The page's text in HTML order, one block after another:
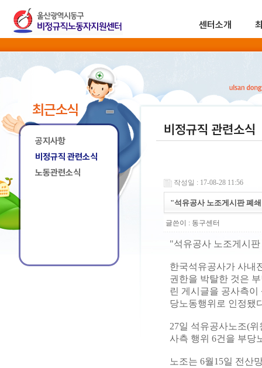
센터소개
최근소식
공지사항
비정규직 관련소식
노동관련소식
비정규직 관련소식
작성일 : 17-08-28 11:56
"석유공사 노조게시판 폐
글쓴이 : 동구센터
"석유공사 노조게시
한국석유공사가 사내
권한을 박탈한 것은
린 게시글을 공사측
당노동행위로 인정됐
27일 석유공사노조(
사측 행위 6건을 부당
노조는 6월15일 전산